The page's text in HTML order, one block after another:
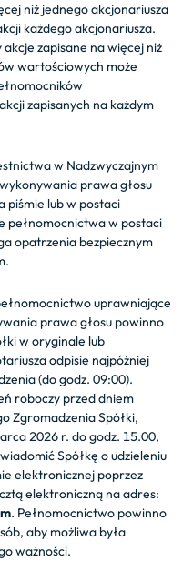
niż jednego akcjonariusza
każdego akcjonariusza.
zapisane na więcej niż
wartościowych może
zapisanych na każdym
w Nadzwyczajnym
prawa głosu
piśmie lub w postaci
pełnomocnictwa w postaci
opatrzenia bezpiecznym
uprawniające
prawa głosu powinno
w oryginale lub
odpisie najpóźniej
(do godz. 09:00).
roboczy przed dniem
Zgromadzenia Spółki,
2026 r. do godz. 15.00,
Spółkę o udzieleniu
elektronicznej poprzez
elektroniczną na adres:
. Pełnomocnictwo powinno
aby możliwa była
ważności.